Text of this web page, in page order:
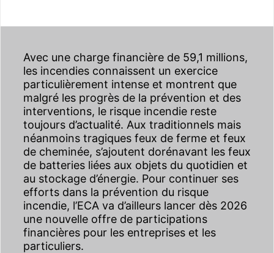
Avec une charge financière de 59,1 millions,
les incendies connaissent un exercice
particulièrement intense et montrent que
malgré les progrès de la prévention et des
interventions, le risque incendie reste
toujours d’actualité. Aux traditionnels mais
néanmoins tragiques feux de ferme et feux
de cheminée, s’ajoutent dorénavant les feux
de batteries liées aux objets du quotidien et
au stockage d’énergie. Pour continuer ses
efforts dans la prévention du risque
incendie, l’ECA va d’ailleurs lancer dès 2026
une nouvelle offre de participations
financières pour les entreprises et les
particuliers.